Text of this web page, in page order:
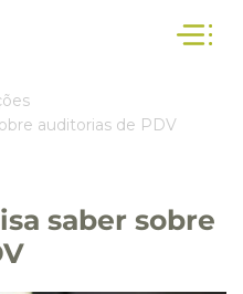
auditorias de PDV
saber sobre